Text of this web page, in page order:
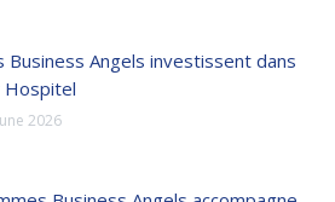
Business Angels investissent dans
Hospitel
2026